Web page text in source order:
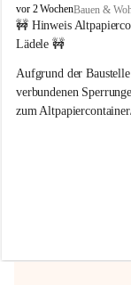
F
r
a
e
r
n
vor 2 WochenBauen &
🚧 Hinweis
Lädele 🚧
Aufgrund der
verbundenen
zum
Hilfsbereitschaft!